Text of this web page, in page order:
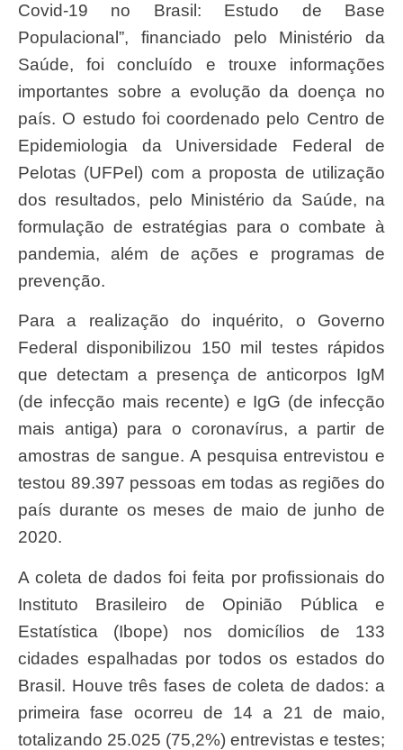
Covid-19 no Brasil: Estudo de Base
Populacional”, financiado pelo Ministério da
Saúde, foi concluído e trouxe informações
importantes sobre a evolução da doença no
país. O estudo foi coordenado pelo Centro de
Epidemiologia da Universidade Federal de
Pelotas (UFPel) com a proposta de utilização
dos resultados, pelo Ministério da Saúde, na
formulação de estratégias para o combate à
pandemia, além de ações e programas de
prevenção.
Para a realização do inquérito, o Governo
Federal disponibilizou 150 mil testes rápidos
que detectam a presença de anticorpos IgM
(de infecção mais recente) e IgG (de infecção
mais antiga) para o coronavírus, a partir de
amostras de sangue. A pesquisa entrevistou e
testou 89.397 pessoas em todas as regiões do
país durante os meses de maio de junho de
2020.
A coleta de dados foi feita por profissionais do
Instituto Brasileiro de Opinião Pública e
Estatística (Ibope) nos domicílios de 133
cidades espalhadas por todos os estados do
Brasil. Houve três fases de coleta de dados: a
primeira fase ocorreu de 14 a 21 de maio,
totalizando 25.025 (75,2%) entrevistas e testes;